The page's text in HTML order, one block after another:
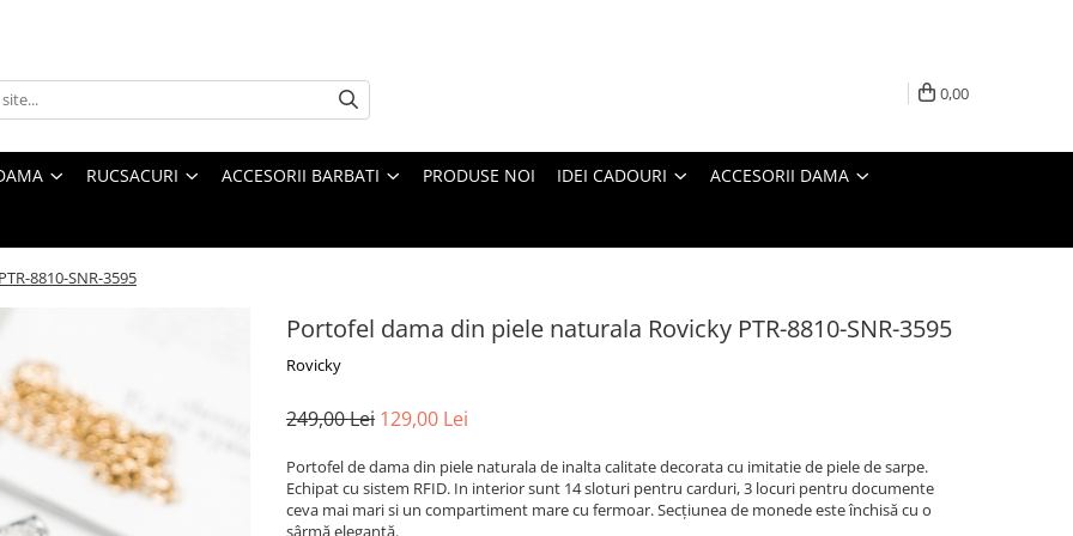
0,00
RUCSACURI ACCESORII BARBATI PRODUSE NOI IDEI CADOURI ACCESORII DAMA
8810-SNR-3595
Portofel dama din piele naturala Rovicky PTR-8810-SNR-3595
Rovicky
249,00 Lei 129,00 Lei
Portofel de dama din piele naturala de inalta calitate decorata cu imitatie de piele de sarpe.
Echipat cu sistem RFID. In interior sunt 14 sloturi pentru carduri, 3 locuri pentru documente
ceva mai mari si un compartiment mare cu fermoar. Secțiunea de monede este închisă cu o
sârmă elegantă.